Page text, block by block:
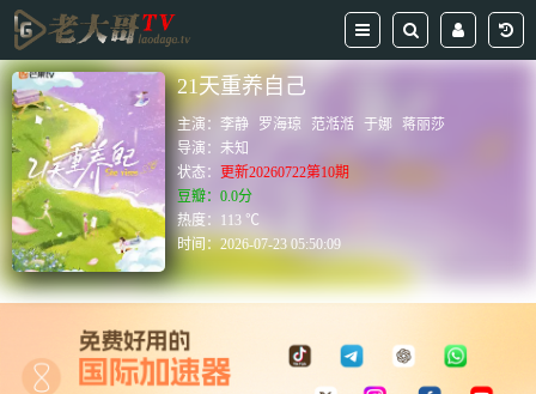
21天重养自己
主演： 李静 罗海琼 范湉湉 于娜
蒋丽莎
导演： 未知
状态： 更新20260722第10期
豆瓣：0.0分
热度：113 ℃
时间：2026-07-23 05:50:09